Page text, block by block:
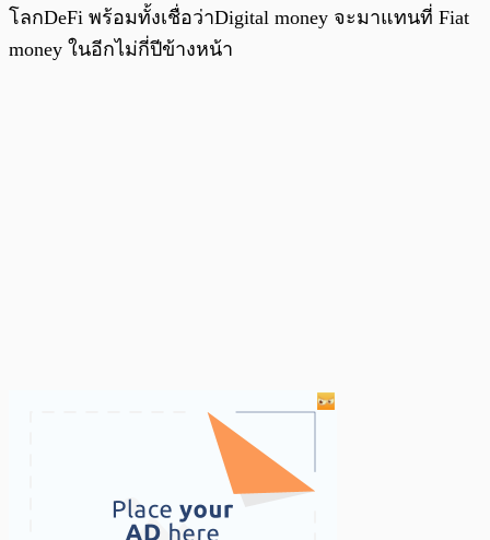
โลกDeFi พร้อมทั้งเชื่อว่าDigital money จะมาแทนที่ Fiat
money ในอีกไม่กี่ปีข้างหน้า